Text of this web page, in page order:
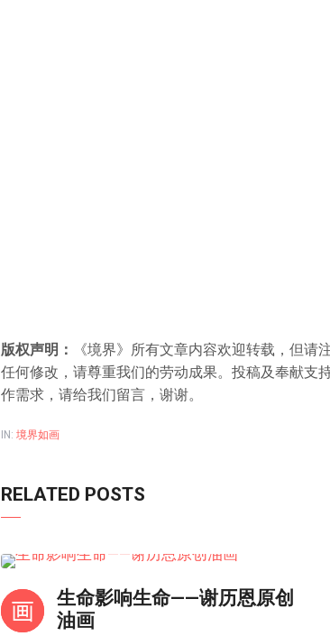
版权声明：
《境界》所有文章内容欢迎转载，但
任何修改，请尊重我们的劳动成果。投稿及奉献支
作需求，请给我们留言，谢谢。
IN: 境界如画
RELATED POSTS
生命影响生命——谢历恩原创
油画